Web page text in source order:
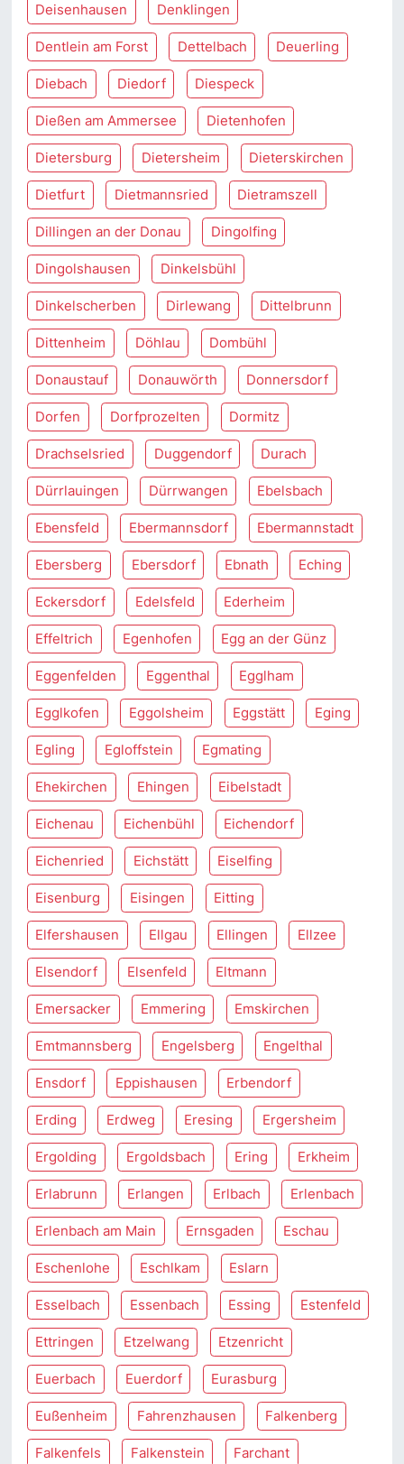
Deisenhausen Denklingen
Dentlein am Forst Dettelbach Deuerling
Diebach Diedorf Diespeck
Dießen am Ammersee Dietenhofen
Dietersburg Dietersheim Dieterskirchen
Dietfurt Dietmannsried Dietramszell
Dillingen an der Donau Dingolfing
Dingolshausen Dinkelsbühl
Dinkelscherben Dirlewang Dittelbrunn
Dittenheim Döhlau Dombühl
Donaustauf Donauwörth Donnersdorf
Dorfen Dorfprozelten Dormitz
Drachselsried Duggendorf Durach
Dürrlauingen Dürrwangen Ebelsbach
Ebensfeld Ebermannsdorf Ebermannstadt
Ebersberg Ebersdorf Ebnath Eching
Eckersdorf Edelsfeld Ederheim
Effeltrich Egenhofen Egg an der Günz
Eggenfelden Eggenthal Egglham
Egglkofen Eggolsheim Eggstätt Eging
Egling Egloffstein Egmating
Ehekirchen Ehingen Eibelstadt
Eichenau Eichenbühl Eichendorf
Eichenried Eichstätt Eiselfing
Eisenburg Eisingen Eitting
Elfershausen Ellgau Ellingen Ellzee
Elsendorf Elsenfeld Eltmann
Emersacker Emmering Emskirchen
Emtmannsberg Engelsberg Engelthal
Ensdorf Eppishausen Erbendorf
Erding Erdweg Eresing Ergersheim
Ergolding Ergoldsbach Ering Erkheim
Erlabrunn Erlangen Erlbach Erlenbach
Erlenbach am Main Ernsgaden Eschau
Eschenlohe Eschlkam Eslarn
Esselbach Essenbach Essing Estenfeld
Ettringen Etzelwang Etzenricht
Euerbach Euerdorf Eurasburg
Eußenheim Fahrenzhausen Falkenberg
Falkenfels Falkenstein Farchant